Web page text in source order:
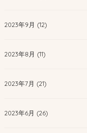
2023年9月 (12)
2023年8月 (11)
2023年7月 (21)
2023年6月 (26)